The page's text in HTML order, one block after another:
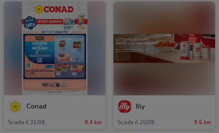
Conad
Scade il 31/08 9.4 km
Illy
Scade il 20/08 9.6 km